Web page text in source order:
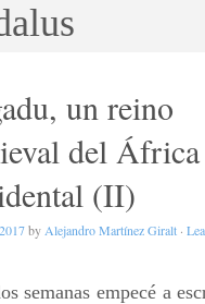
un reino
del África
(II)
by Alejandro Martínez Giralt ·
semanas empecé a